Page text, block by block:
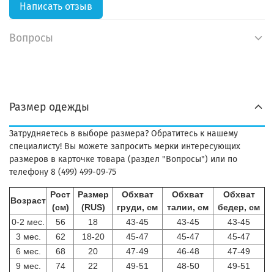
Написать отзыв
Вопросы
Размер одежды
Затрудняетесь в выборе размера? Обратитесь к нашему
специалисту! Вы можете запросить мерки интересующих
размеров в карточке товара (раздел "Вопросы") или по
телефону 8 (499) 499-09-75
Возраст
Рост
(см)
Размер
(RUS)
Обхват
груди, см
Обхват
талии, см
Обхват
бедер, см
0-2 мес.
56 18 43-45 43-45
43-45
3 мес.
62 18-20 45-47 45-47
45-47
6 мес.
68 20 47-49 46-48
47-49
9 мес.
74 22 49-51 48-50
49-51